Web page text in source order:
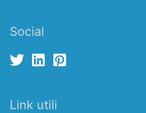
Social
Link utili